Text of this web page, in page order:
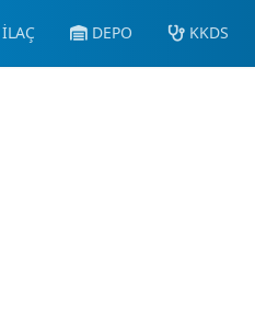
İLAÇ DEPO KKDS